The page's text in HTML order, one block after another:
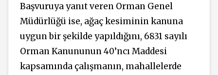
Başvuruya yanıt veren Orman Genel
Müdürlüğü ise, ağaç kesiminin kanuna
uygun bir şekilde yapıldığını, 6831 sayılı
Orman Kanununun 40’ncı Maddesi
kapsamında çalışmanın, mahallelerde